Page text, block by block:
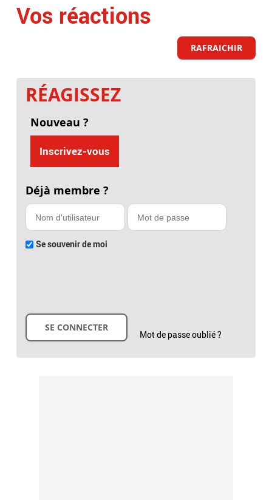
Vos réactions
RAFRAICHIR
RÉAGISSEZ
Nouveau ?
Inscrivez-vous
Déjà membre ?
Se souvenir de moi
Mot de passe oublié ?